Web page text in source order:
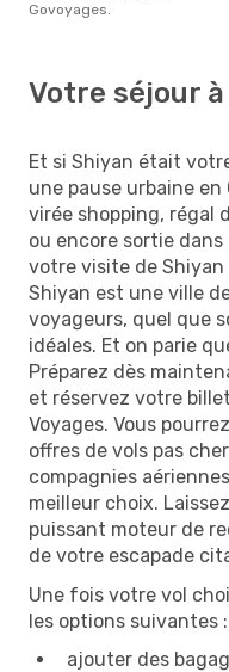
Govoyages.
Votre séjour
Et si Shiyan était
une pause urbaine
virée shopping, régal
ou encore sortie dans
votre visite de Shiyan
Shiyan est une ville
voyageurs, quel que
idéales. Et on parie
Préparez dès
et réservez votre
Voyages. Vous
offres de vols pas
compagnies
meilleur choix.
puissant moteur de
de votre escapade
Une fois votre vol
les options suivantes :
ajouter des